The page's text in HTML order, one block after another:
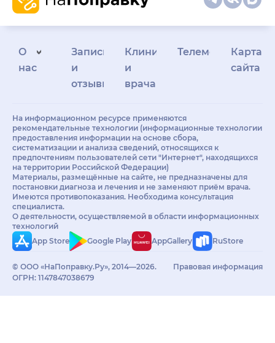
О
нас
Запись
и
отзывы
Клиникам
и
врачам
Телемедицина
Карта
сайта
На информационном ресурсе применяются
рекомендательные технологии (информационные технологии
предоставления информации на основе сбора,
систематизации и анализа сведений, относящихся к
предпочтениям пользователей сети "Интернет", находящихся
на территории Российской Федерации)
Материалы, размещённые на сайте, не предназначены для
постановки диагноза и лечения и не заменяют приём врача.
Имеются противопоказания. Необходима консультация
специалиста.
О деятельности, осуществляемой в области информационных
технологий
App Store
Google Play AppGallery RuStore
© ООО «НаПоправку.Ру», 2014—2026.
ОГРН: 1147847038679
Правовая информация